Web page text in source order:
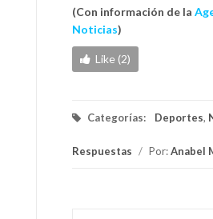
(Con información de la
Noticias)
Like (2)
Categorías: Deportes,
Respuestas / Por:Anabel